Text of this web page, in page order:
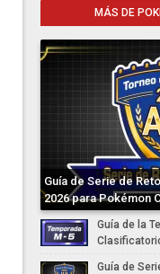
MÁS DE
Guía de Serie de
2026 para Pokémon
Guía de la
Guía de